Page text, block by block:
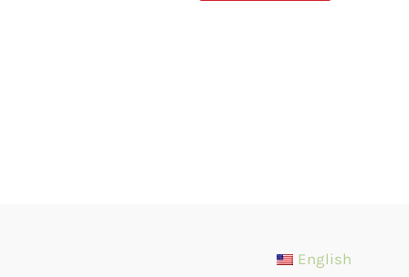
English